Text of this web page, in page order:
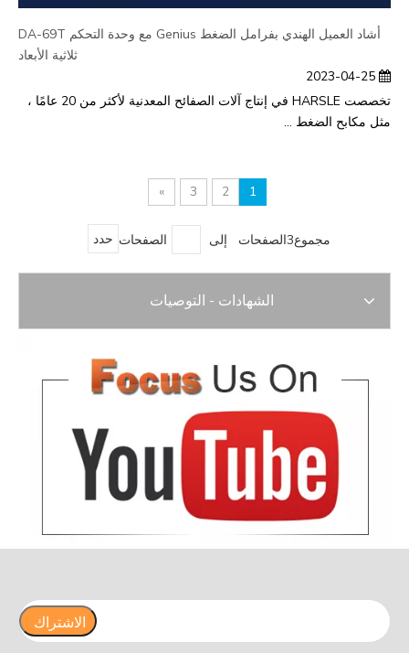
أشاد العميل الهندي بفرامل الضغط Genius مع وحدة التحكم DA-69T
ثلاثية الأبعاد
تخصصت HARSLE في إنتاج آلات الصفائح المعدنية لأكثر من 20 عامًا ،
مثل مكابح الضغط ...
1
2
3
»
مجموع3الصفحات إلى الصفحات حدد
الشهادات - التوصيات
الاشتراك